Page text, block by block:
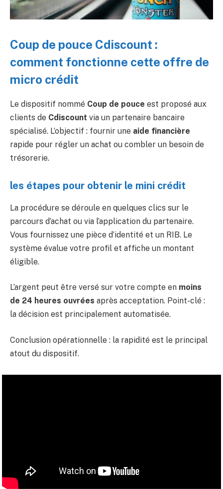
Coup de pouce Cdiscount :
comment fonctionne cette offre de
micro crédit
Le dispositif nommé Coup de pouce est proposé aux
clients de Cdiscount via un partenaire bancaire
spécialisé. L’objectif : fournir une aide financière
rapide pour régler un achat ou combler un besoin de
trésorerie.
les étapes pour obtenir le mini crédit
La procédure se déroule en quelques clics sur le
parcours d’achat ou via l’application du partenaire.
Vous fournissez une pièce d’identité et un RIB. Le
système évalue votre profil et affiche un montant
éligible.
L’argent peut être versé sur votre compte en moins
de 24 heures ouvrées après acceptation. Point-clé :
la décision est principalement automatisée.
Conclusion opérationnelle : la rapidité est le principal
atout du dispositif.